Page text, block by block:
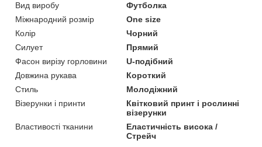
Вид виробу
Футболка
Міжнародний розмір
One size
Колір
Чорний
Силует
Прямий
Фасон вирізу горловини
U-подібний
Довжина рукава
Короткий
Стиль
Молодіжний
Візерунки і принти
Квітковий принт і рослинні
візерунки
Властивості тканини
Еластичність висока /
Стрейч